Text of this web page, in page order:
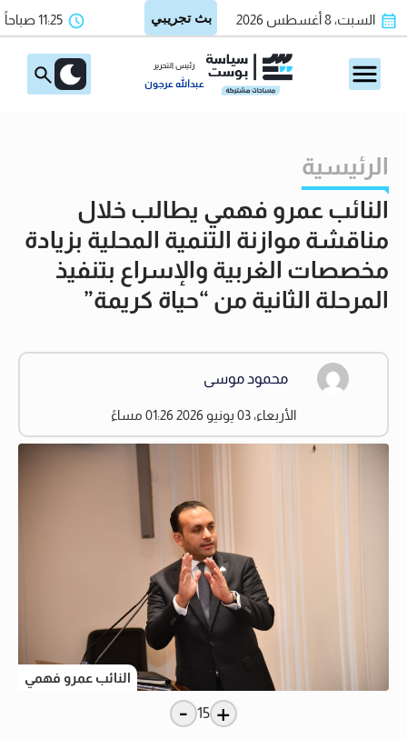
السبت، 8 أغسطس 2026 11:25 صباحاً
رئيس التحرير
عبدالله عرجون
الرئيسية
النائب عمرو فهمي يطالب خلال
مناقشة موازنة التنمية المحلية بزيادة
مخصصات الغربية والإسراع بتنفيذ
المرحلة الثانية من “حياة كريمة”
محمود موسى
الأربعاء، 03 يونيو 2026 01:26 مساءً
النائب عمرو فهمي
+
15
-